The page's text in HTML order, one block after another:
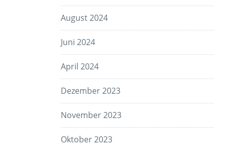
August 2024
Juni 2024
April 2024
Dezember 2023
November 2023
Oktober 2023